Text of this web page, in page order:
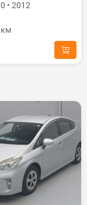
• 2012
км